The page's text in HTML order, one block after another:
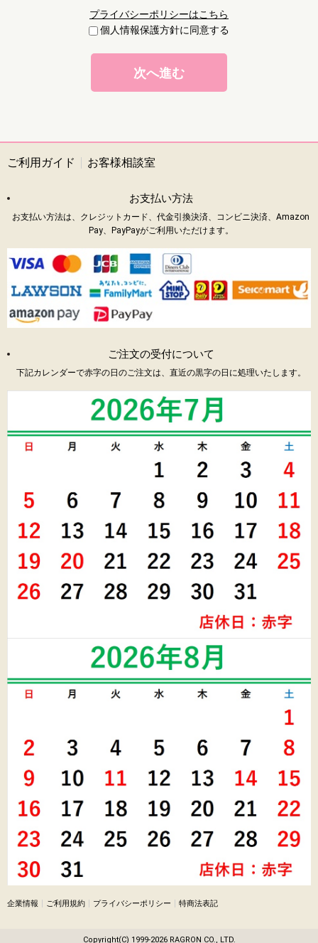
プライバシーポリシーはこちら
個人情報保護方針に同意する
ご利用ガイド お客様相談室
お支払い方法
お支払い方法は、クレジットカード、代金引換決済、コンビニ決済、Amazon
Pay、PayPayがご利用いただけます。
ご注文の受付について
下記カレンダーで赤字の日のご注文は、直近の黒字の日に処理いたします。
企業情報 ご利用規約 プライバシーポリシー 特商法表記
Copyright(C) 1999-2026RAGRON CO., LTD.